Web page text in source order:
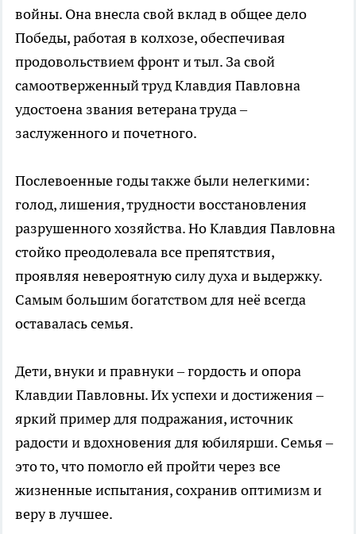
войны. Она внесла свой вклад в общее дело
Победы, работая в колхозе, обеспечивая
продовольствием фронт и тыл. За свой
самоотверженный труд Клавдия Павловна
удостоена звания ветерана труда –
заслуженного и почетного.
Послевоенные годы также были нелегкими:
голод, лишения, трудности восстановления
разрушенного хозяйства. Но Клавдия Павловна
стойко преодолевала все препятствия,
проявляя невероятную силу духа и выдержку.
Самым большим богатством для неё всегда
оставалась семья.
Дети, внуки и правнуки – гордость и опора
Клавдии Павловны. Их успехи и достижения –
яркий пример для подражания, источник
радости и вдохновения для юбилярши. Семья –
это то, что помогло ей пройти через все
жизненные испытания, сохранив оптимизм и
веру в лучшее.